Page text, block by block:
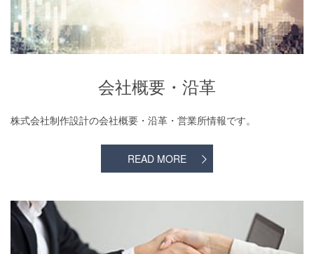
会社概要・沿革
株式会社制作設計の会社概要・沿革・営業所情報です。
READ MORE